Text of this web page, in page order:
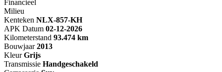
Financieel
Milieu
Kenteken NLX-857-KH
APK Datum 02-12-2026
Kilometerstand 93.474 km
Bouwjaar 2013
Kleur Grijs
Transmissie Handgeschakeld